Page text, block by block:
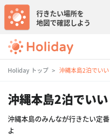
行きたい場所を
地図で確認しよう
Holiday トップ 沖縄本島2泊でい
沖縄本島2泊でい
沖縄本島のみんなが行きたい定
よ